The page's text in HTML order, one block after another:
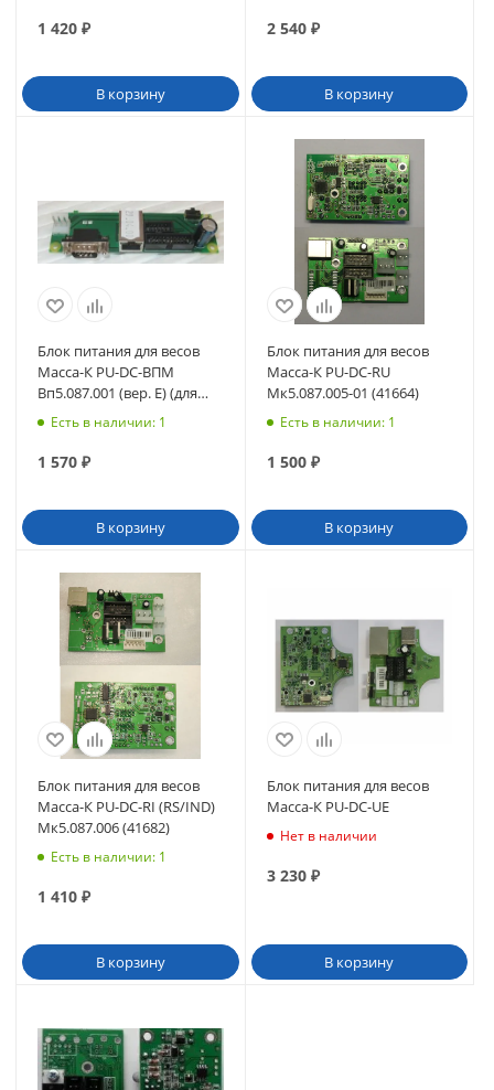
1 420 ₽
В корзину
2 540₽
В корзину
Блок питания для весов
Масса-К PU-DC-ВПМ
Вп5.087.001 (вер. Е) (для
MF) с разъемом DB-9
Есть в наличии: 1
1 570 ₽
В корзину
Блок питания для весов
Масса-К PU-DC-RU
Мк5.087.005-01 (41664)
Есть в наличии: 1
1 500₽
В корзину
Блок питания для весов
Масса-К PU-DC-RI (RS/IND)
Мк5.087.006 (41682)
Есть в наличии: 1
1 410 ₽
В корзину
Блок питания для весов
Масса-К PU-DC-UE
Нет в наличии
3 230₽
В корзину